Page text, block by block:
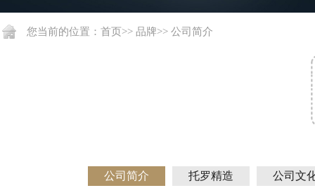
您当前的位置： 首页>> 品牌>> 公司简介
公司简介 托罗精造 公司文